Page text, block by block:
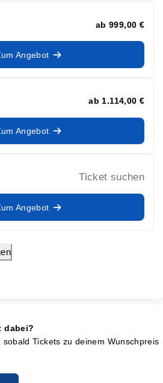
ab 999,00 €
Angebot
ab 1.114,00 €
Angebot
Ticket suchen
Angebot
dabei?
Tickets zu deinem Wunschpreis